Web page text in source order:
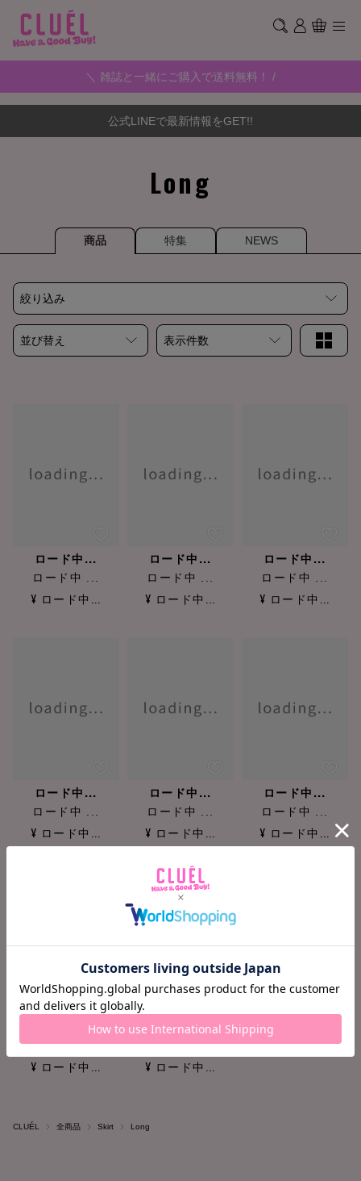
＼ 雑誌と一緒にご購入で送料無料！ /
公式LINEで最新情報をGET!!
Long
商品 特集 NEWS
絞り込み
並び替え 表示件数
ロード中...
ロード中 ...
¥ ロード中...
ロード中...
ロード中 ...
¥ ロード中...
ロード中...
ロード中 ...
¥ ロード中...
ロード中...
ロード中 ...
¥ ロード中...
ロード中...
ロード中 ...
¥ ロード中...
ロード中...
ロード中 ...
¥ ロード中...
ロード中...
ロード中 ...
¥ ロード中...
ロード中...
ロード中 ...
¥ ロード中...
CLUÉL 全商品 Skirt Long